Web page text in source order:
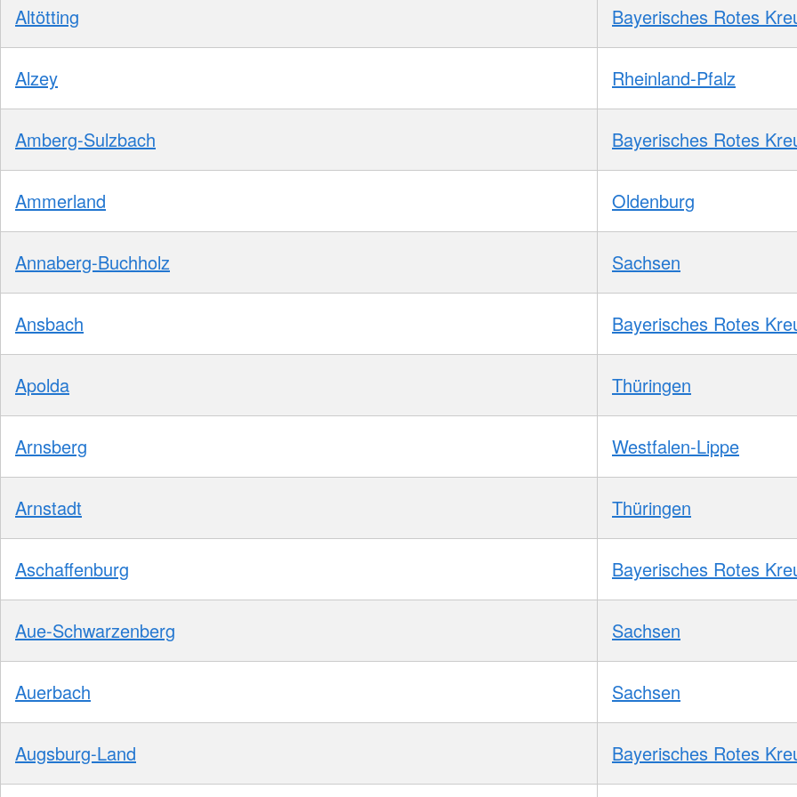
Altötting Bayerisches Rotes
Alzey Rheinland-Pfalz
Amberg-Sulzbach Bayerisches Rotes
Ammerland Oldenburg
Annaberg-Buchholz Sachsen
Ansbach Bayerisches Rotes
Apolda Thüringen
Arnsberg Westfalen-Lippe
Arnstadt Thüringen
Aschaffenburg Bayerisches Rotes
Aue-Schwarzenberg Sachsen
Auerbach Sachsen
Augsburg-Land Bayerisches Rotes